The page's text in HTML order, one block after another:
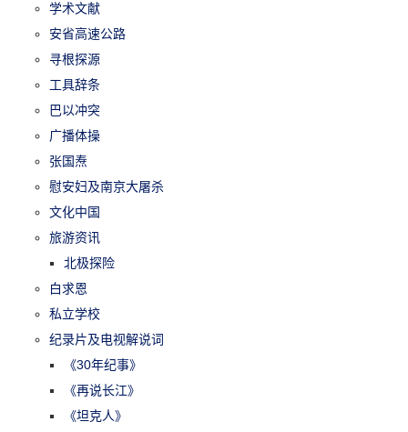
学术文献
安省高速公路
寻根探源
工具辞条
巴以冲突
广播体操
张国焘
慰安妇及南京大屠杀
文化中国
旅游资讯
北极探险
白求恩
私立学校
纪录片及电视解说词
《30年纪事》
《再说长江》
《坦克人》